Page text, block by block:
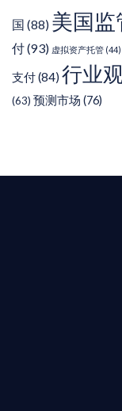
国 (88) 美国监
付(93) 虚拟资产托管 (44)
支付(84) 行业
(63) 预测市场 (76)